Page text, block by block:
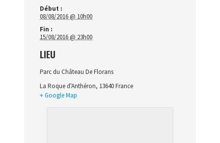
Début :
08/08/2016 @ 10h00
Fin :
15/08/2016 @ 23h00
LIEU
Parc du Château De Florans
La Roque d'Anthéron, 13640France
+ Google Map